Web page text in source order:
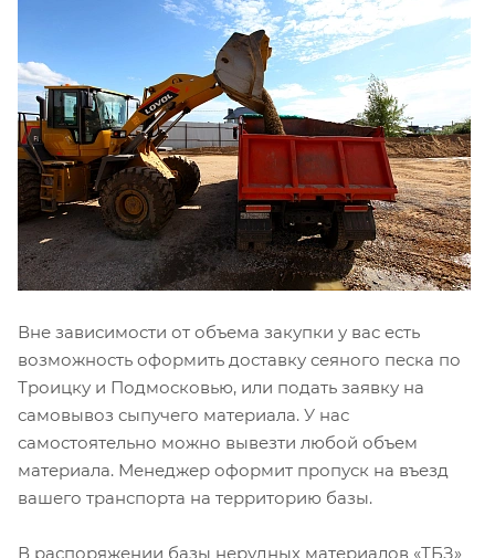
Вне зависимости от объема закупки у вас есть
возможность оформить доставку сеяного песка по
Троицку и Подмосковью, или подать заявку на
самовывоз сыпучего материала. У нас
самостоятельно можно вывезти любой объем
материала. Менеджер оформит пропуск на въезд
вашего транспорта на территорию базы.
В распоряжении базы нерудных материалов «ТБЗ»